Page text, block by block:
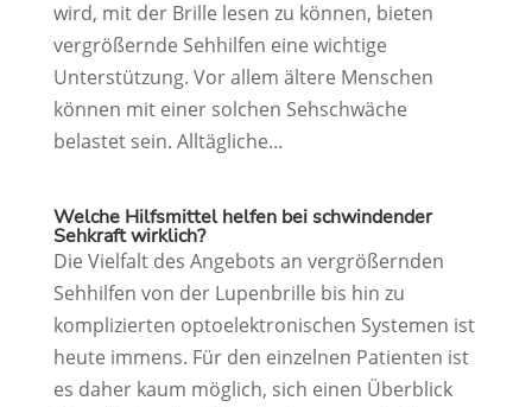
wird, mit der Brille lesen zu können, bieten
vergrößernde Sehhilfen eine wichtige
Unterstützung. Vor allem ältere Menschen
können mit einer solchen Sehschwäche
belastet sein. Alltägliche...
Welche Hilfsmittel helfen bei schwindender
Sehkraft wirklich?
Die Vielfalt des Angebots an vergrößernden
Sehhilfen von der Lupenbrille bis hin zu
komplizierten optoelektronischen Systemen ist
heute immens. Für den einzelnen Patienten ist
es daher kaum möglich, sich einen Überblick